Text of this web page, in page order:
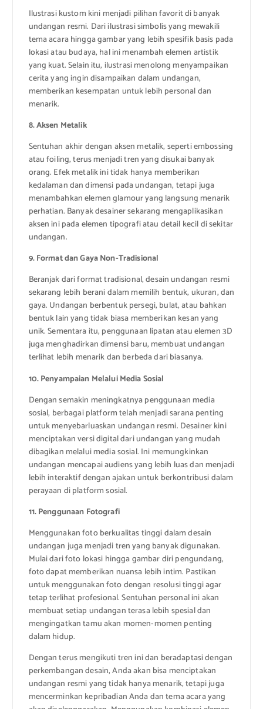
Ilustrasi kustom kini menjadi pilihan favorit di banyak
undangan resmi. Dari ilustrasi simbolis yang mewakili
tema acara hingga gambar yang lebih spesifik basis pada
lokasi atau budaya, hal ini menambah elemen artistik
yang kuat. Selain itu, ilustrasi menolong menyampaikan
cerita yang ingin disampaikan dalam undangan,
memberikan kesempatan untuk lebih personal dan
menarik.
8. Aksen Metalik
Sentuhan akhir dengan aksen metalik, seperti embossing
atau foiling, terus menjadi tren yang disukai banyak
orang. Efek metalik ini tidak hanya memberikan
kedalaman dan dimensi pada undangan, tetapi juga
menambahkan elemen glamour yang langsung menarik
perhatian. Banyak desainer sekarang mengaplikasikan
aksen ini pada elemen tipografi atau detail kecil di sekitar
undangan.
9. Format dan Gaya Non-Tradisional
Beranjak dari format tradisional, desain undangan resmi
sekarang lebih berani dalam memilih bentuk, ukuran, dan
gaya. Undangan berbentuk persegi, bulat, atau bahkan
bentuk lain yang tidak biasa memberikan kesan yang
unik. Sementara itu, penggunaan lipatan atau elemen 3D
juga menghadirkan dimensi baru, membuat undangan
terlihat lebih menarik dan berbeda dari biasanya.
10. Penyampaian Melalui Media Sosial
Dengan semakin meningkatnya penggunaan media
sosial, berbagai platform telah menjadi sarana penting
untuk menyebarluaskan undangan resmi. Desainer kini
menciptakan versi digital dari undangan yang mudah
dibagikan melalui media sosial. Ini memungkinkan
undangan mencapai audiens yang lebih luas dan menjadi
lebih interaktif dengan ajakan untuk berkontribusi dalam
perayaan di platform sosial.
11. Penggunaan Fotografi
Menggunakan foto berkualitas tinggi dalam desain
undangan juga menjadi tren yang banyak digunakan.
Mulai dari foto lokasi hingga gambar diri pengundang,
foto dapat memberikan nuansa lebih intim. Pastikan
untuk menggunakan foto dengan resolusi tinggi agar
tetap terlihat profesional. Sentuhan personal ini akan
membuat setiap undangan terasa lebih spesial dan
mengingatkan tamu akan momen-momen penting
dalam hidup.
Dengan terus mengikuti tren ini dan beradaptasi dengan
perkembangan desain, Anda akan bisa menciptakan
undangan resmi yang tidak hanya menarik, tetapi juga
mencerminkan kepribadian Anda dan tema acara yang